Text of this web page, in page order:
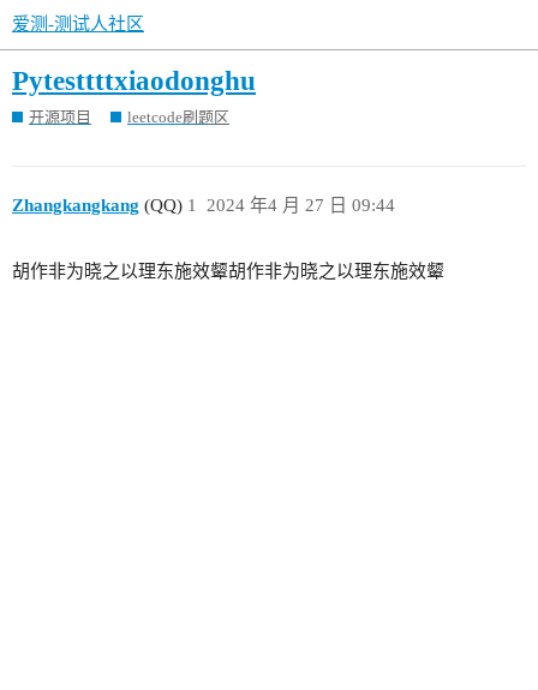
爱测-测试人社区
Pytesttttxiaodonghu
开源项目 leetcode刷题区
Zhangkangkang (QQ) 2024 年4 月 27 日 09:44
1
胡作非为晓之以理东施效颦胡作非为晓之以理东施效颦